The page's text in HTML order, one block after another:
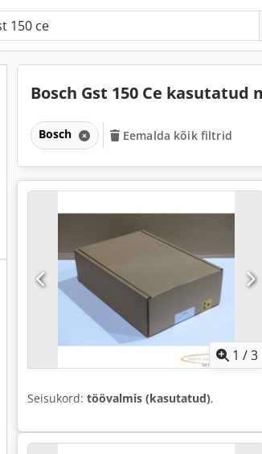
Bosch Gst 150 Ce kasutatud
Bosch Eemalda kõik filtrid
1 /3
Seisukord: töövalmis (kasutatud),